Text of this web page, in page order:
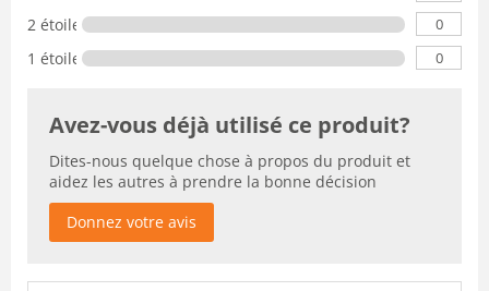
2 étoiles 0
1 étoile 0
Avez-vous déjà utilisé ce produit?
Dites-nous quelque chose à propos du produit et
aidez les autres à prendre la bonne décision
Donnez votre avis